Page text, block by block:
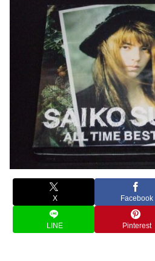
X Facebook
LINE Pinterest